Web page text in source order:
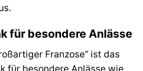
für besondere Anlässe
Franzose“ ist das
für besondere Anlässe wie